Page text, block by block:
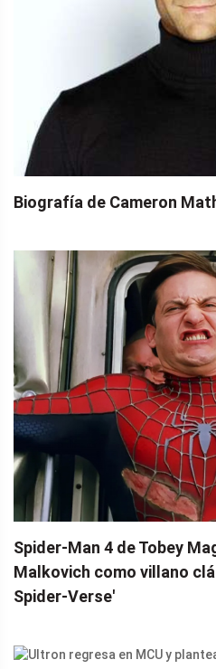
Biografía de Cameron
Spider-Man 4 de Tobey
Malkovich como villano
Spider-Verse'